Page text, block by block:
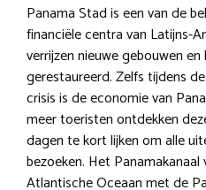
Panama Stad is een van de
financiële centra van Latijns-
verrijzen nieuwe gebouwen
gerestaureerd. Zelfs tijdens
crisis is de economie van
meer toeristen ontdekken
dagen te kort lijken om alle
bezoeken. Het Panamakanaal
Atlantische Oceaan met de